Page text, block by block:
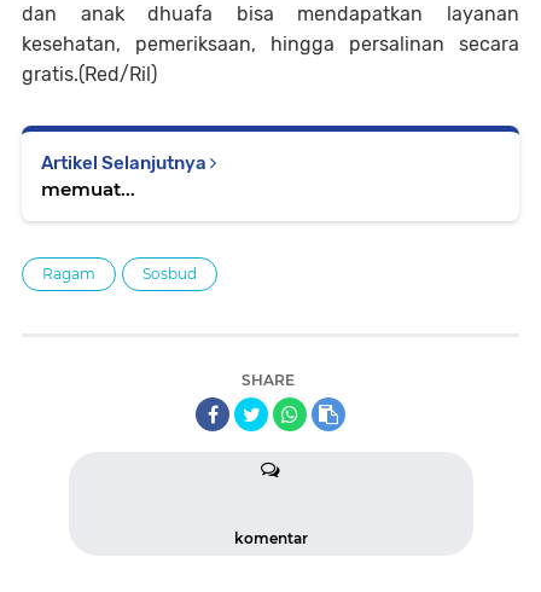
dan anak dhuafa bisa mendapatkan layanan
kesehatan, pemeriksaan, hingga persalinan secara
gratis.(Red/Ril)
Artikel Selanjutnya
memuat...
Ragam Sosbud
SHARE
komentar